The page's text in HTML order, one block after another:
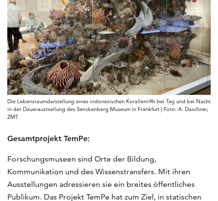
Die Lebensraumdarstellung eines indonesischen Korallenriffs bei Tag und bei Nacht
in der Daueraustsellung des Senckenberg Museum in Frankfurt | Foto: A. Daschner,
ZMT
Gesamtprojekt TemPe:
Forschungsmuseen sind Orte der Bildung,
Kommunikation und des Wissenstransfers. Mit ihren
Ausstellungen adressieren sie ein breites öffentliches
Publikum. Das Projekt TemPe hat zum Ziel, in statischen